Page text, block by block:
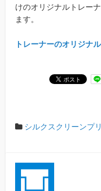
けのオリジナルトレー
ます。
トレーナーのオリジナ
シルクスクリーンプ